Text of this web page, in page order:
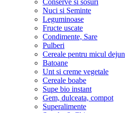
Conserve si sosuri
Nuci si Seminte
Leguminoase
Fructe uscate
Condimente, Sare
Pulberi
Cereale pentru micul dejun
Batoane
Unt si creme vegetale
Cereale boabe
Supe bio instant
Gem, dulceata, compot
Superalimente